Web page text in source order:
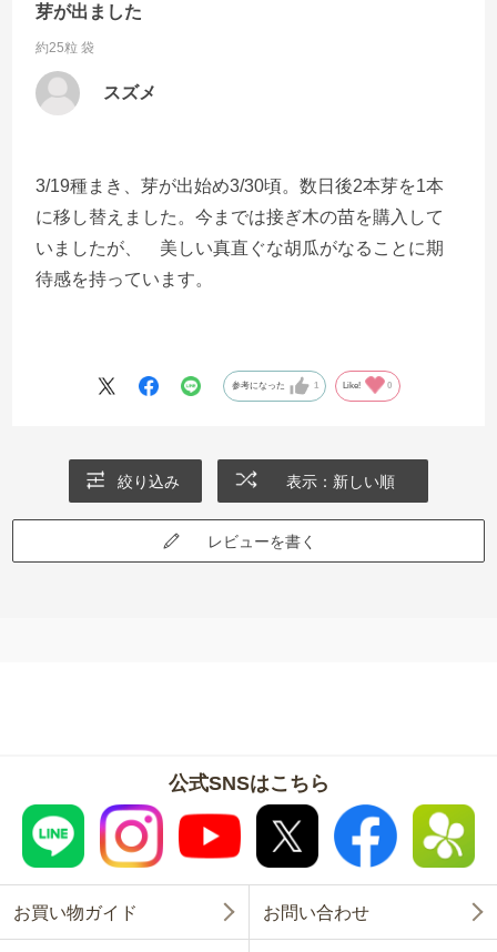
芽が出ました
約25粒 袋
スズメ
3/19種まき、芽が出始め3/30頃。数日後2本芽を1本
に移し替えました。今までは接ぎ木の苗を購入して
いましたが、 美しい真直ぐな胡瓜がなることに期
待感を持っています。
参考になった 1 Like! 0
絞り込み 表示：新しい順
レビューを書く
公式SNSはこちら
お買い物ガイド お問い合わせ